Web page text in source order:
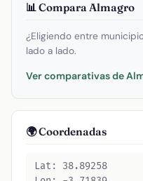
📊 Compara Almagro
¿Eligiendo entre
lado a lado.
Ver comparativas de
🌍 Coordenadas
Lat: 38.89258